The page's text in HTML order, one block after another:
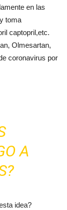
en las
toma
captopril,etc.
Olmesartan,
coronavirus por
A
idea?